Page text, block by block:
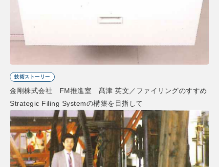
技術ストーリー
金剛株式会社 FM推進室 髙津 英文／ファイリングのすすめ
Strategic Filing Systemの構築を目指して